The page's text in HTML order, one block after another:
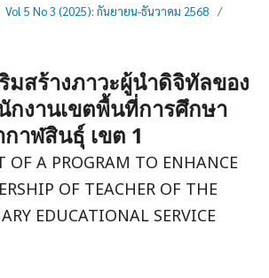
Vol 5 No 3 (2025): กันยายน-ธันวาคม 2568 /
มสร้างภาวะผู้นำดิจิทัลของ
กงานเขตพื้นที่การศึกษา
าฬสินธุ์ เขต 1
OF A PROGRAM TO ENHANCE
OF TEACHER OF THE
EDUCATIONAL SERVICE